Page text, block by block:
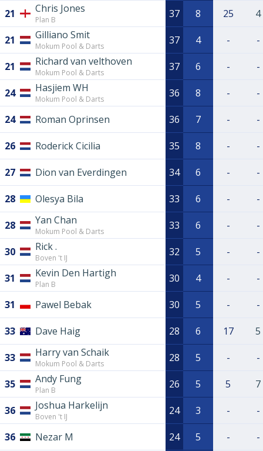
21 Chris Jones
Plan B 37 8 25 4
21 Gilliano Smit
Mokum Pool & Darts 37 4 - -
21 Richard van velthoven
Mokum Pool & Darts 37 6 - -
24 Hasjiem WH
Mokum Pool & Darts 36 8 - -
24 Roman Oprinsen 36 7 - -
26 Roderick Cicilia 35 8 - -
27 Dion van Everdingen 34 6 - -
28 Olesya Bila 33 6 - -
28 Yan Chan
Mokum Pool & Darts 33 6 - -
30 Rick .
Boven 't IJ 32 5 - -
31 Kevin Den Hartigh
Plan B 30 4 - -
31 Pawel Bebak 30 5 - -
33 Dave Haig 28 6 17 5
33 Harry van Schaik
Mokum Pool & Darts 28 5 - -
35 Andy Fung
Plan B 26 5 5 7
36 Joshua Harkelijn
Boven 't IJ 24 3 - -
36 Nezar M 24 5 - -